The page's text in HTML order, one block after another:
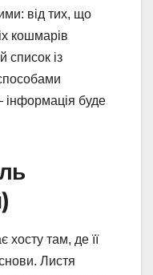
від тих, що
кошмарів
список із
інформація буде
хосту там, де її
Листя